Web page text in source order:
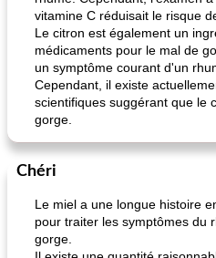
vitamine C réduisait le risque
Le citron est également un
médicaments pour le mal de
un symptôme courant d'un
Cependant, il existe
scientifiques suggérant que le
gorge.
Chéri
Le miel a une longue histoire
pour traiter les symptômes du
gorge.